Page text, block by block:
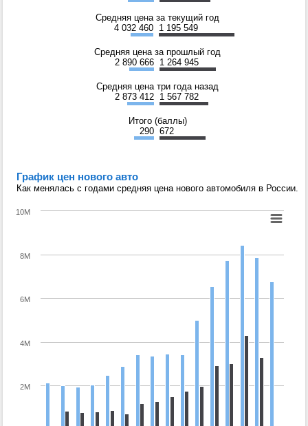
Средняя цена за текущий год
4 032 460 1 195 549
Средняя цена за прошлый год
2 890 666 1 264 945
Средняя цена три года назад
2 873 412 1 567 782
Итого (баллы)
290 672
График цен нового авто
Как менялась с годами средняя цена нового автомобиля в России.
2M
4M
6M
8M
10M